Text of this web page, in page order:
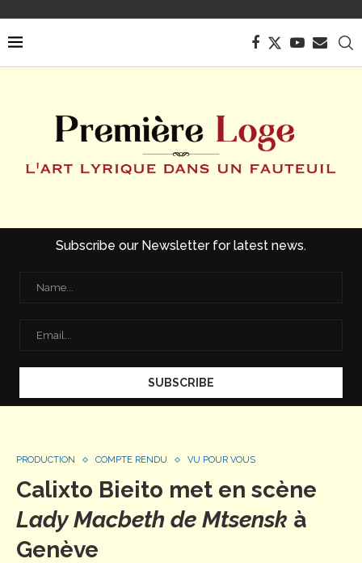
Subscribe our Newsletter for latest news.
PRODUCTION COMPTE RENDU VU POUR VOUS
Calixto Bieito met en scène
Lady Macbeth de Mtsensk à
Genève